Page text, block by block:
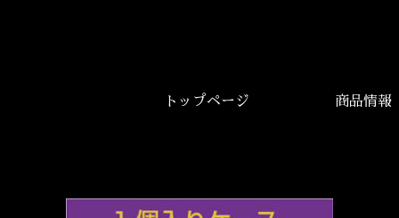
トップページ 商品情報